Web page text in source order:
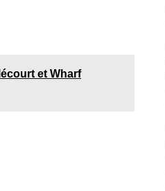
et Wharf